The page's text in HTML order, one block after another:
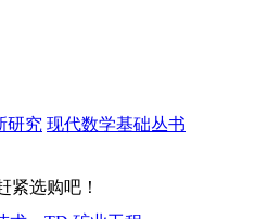
研究 现代数学基础丛书
紧选购吧！